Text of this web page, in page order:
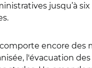
jusqu’à
encore des
l'évacuation des